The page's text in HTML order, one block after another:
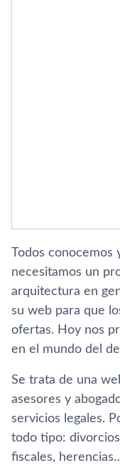
Todos conocemos
necesitamos un
arquitectura en
su web para que
ofertas. Hoy nos
en el mundo del
Se trata de una
asesores y
servicios legales.
todo tipo:
fiscales,